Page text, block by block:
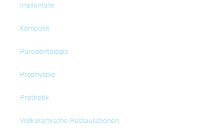
Implantate
Komposit
Parodontologie
Prophylaxe
Prothetik
Vollkeramische Restaurationen